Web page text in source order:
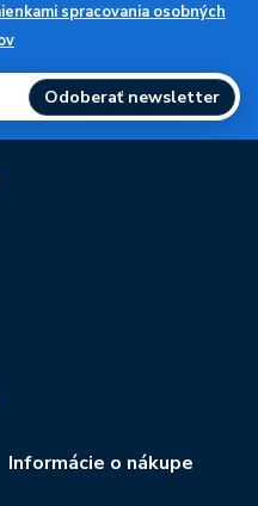
spracovania osobných
Odoberať newsletter
Informácie o nákupe